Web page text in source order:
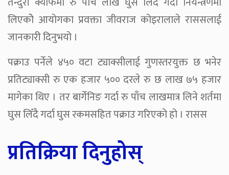
लिएकोे आयोगका प्रवक्ता जीवराज कोइरालाले राससलाई
जानकारी दिनुभयो ।
पक्राउ पर्नेले ४५० वटा ट्याक्सीलाई गुणस्तरयुक्त छ भनेर
प्रतिट्याक्सी रु एक हजार ५०० दरले रु छ लाख ७५ हजार
मागेका थिए । तर बार्गेनिङ गर्दा रु पाँच लाखमात्र लिने शर्तमा
घुस लिँदै गर्दा घुस रकमसहित पक्राउ गरिएको हो । रासस
प्रतिक्रिया दिनुहोस्